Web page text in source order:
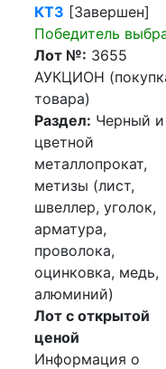
КТЗ [Завершен]
Победитель
Лот №: 3655
АУКЦИОН
товара)
Раздел: Черный и
цветной
металлопрокат,
метизы (лист,
швеллер, уголок,
арматура,
проволока,
оцинковка, медь,
алюминий)
Лот с открытой
ценой
Информация о